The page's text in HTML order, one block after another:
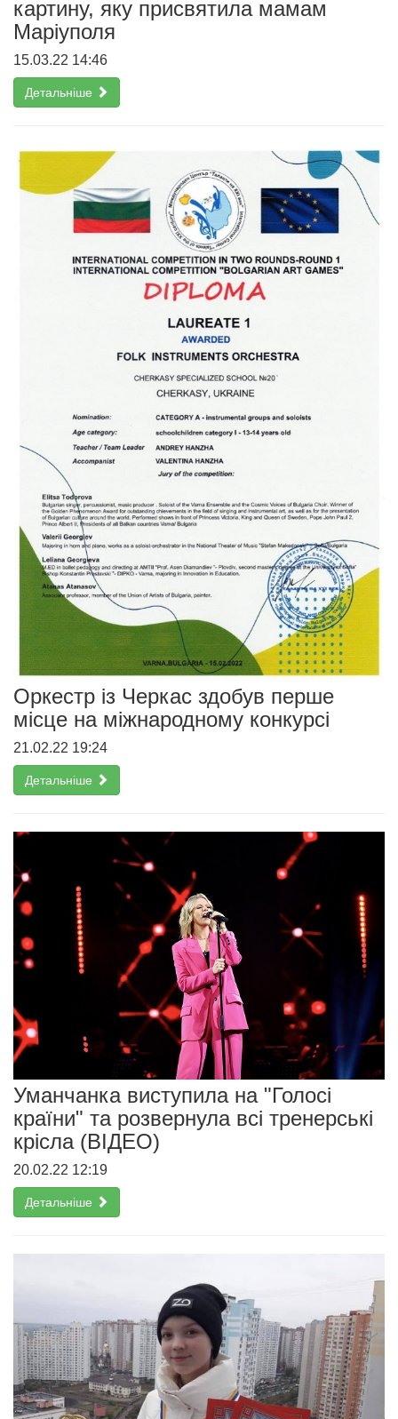
картину, яку присвятила мамам
Маріуполя
15.03.22 14:46
Детальніше
Оркестр із Черкас здобув перше
місце на міжнародному конкурсі
21.02.22 19:24
Детальніше
Уманчанка виступила на "Голосі
країни" та розвернула всі тренерські
крісла (ВІДЕО)
20.02.22 12:19
Детальніше